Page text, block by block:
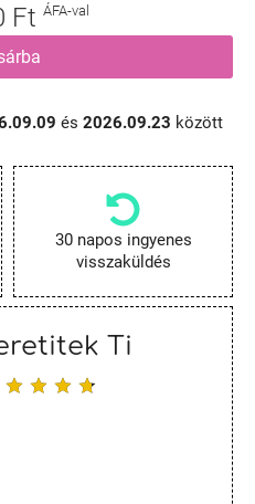
Ft ÁFA-val
és 2026.09.23 között
30 napos ingyenes
visszaküldés
Ti